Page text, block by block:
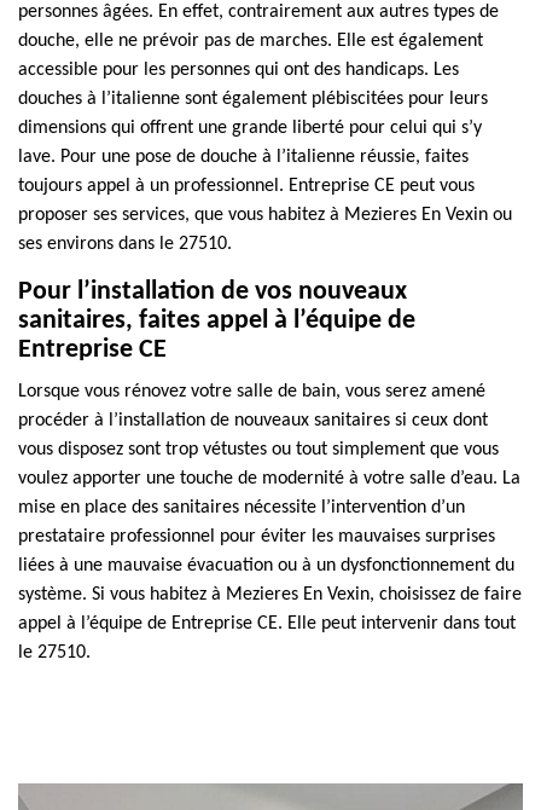
personnes âgées. En effet, contrairement aux autres types de
douche, elle ne prévoir pas de marches. Elle est également
accessible pour les personnes qui ont des handicaps. Les
douches à l’italienne sont également plébiscitées pour leurs
dimensions qui offrent une grande liberté pour celui qui s’y
lave. Pour une pose de douche à l’italienne réussie, faites
toujours appel à un professionnel. Entreprise CE peut vous
proposer ses services, que vous habitez à Mezieres En Vexin ou
ses environs dans le 27510.
Pour l’installation de vos nouveaux
sanitaires, faites appel à l’équipe de
Entreprise CE
Lorsque vous rénovez votre salle de bain, vous serez amené
procéder à l’installation de nouveaux sanitaires si ceux dont
vous disposez sont trop vétustes ou tout simplement que vous
voulez apporter une touche de modernité à votre salle d’eau. La
mise en place des sanitaires nécessite l’intervention d’un
prestataire professionnel pour éviter les mauvaises surprises
liées à une mauvaise évacuation ou à un dysfonctionnement du
système. Si vous habitez à Mezieres En Vexin, choisissez de faire
appel à l’équipe de Entreprise CE. Elle peut intervenir dans tout
le 27510.